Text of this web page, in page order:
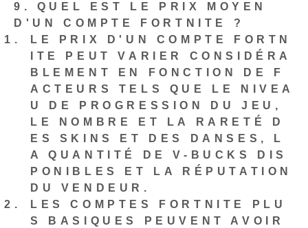
9. QUEL EST LE PRIX MOYEN
D'UN COMPTE FORTNITE ?
LE PRIX D'UN COMPTE FORTN
ITE PEUT VARIER CONSIDÉRA
BLEMENT EN FONCTION DE F
ACTEURS TELS QUE LE NIVEA
U DE PROGRESSION DU JEU,
LE NOMBRE ET LA RARETÉ D
ES SKINS ET DES DANSES, L
A QUANTITÉ DE V-BUCKS DIS
PONIBLES ET LA RÉPUTATION
DU VENDEUR.
LES COMPTES FORTNITE PLU
S BASIQUES PEUVENT AVOIR